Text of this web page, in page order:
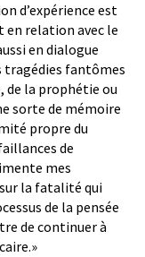
d’expérience est
en relation avec le
en dialogue
tragédies fantômes
de la prophétie ou
sorte de mémoire
propre du
de
mes
la fatalité qui
de la pensée
de continuer à